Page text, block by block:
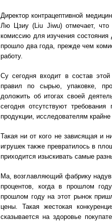
Директор контрацептивной
Лю Цзиу (Liu Jiwu) отмечает, что
комиссию для изучения
прошло два года, прежде чем
работу.
Су сегодня входит в состав
правил по сырью, упаковке,
доложить об итогах своей
сегодня отсутствуют требования
продукции, исследователям
Такая ни от кого не зависящая и
игрушек также превратилось в
приходится изыскивать самые
Ма, возглавляющий фабрику
процентов, когда в прошлом
прошлом году на этот рынок
цены. Такая жестокая
сказывается на здоровье